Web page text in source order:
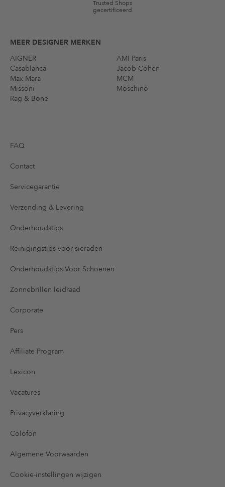
Trusted Shops
gecertificeerd
MEER DESIGNER MERKEN
AIGNER
AMI Paris
Casablanca
Jacob Cohen
Max Mara
MCM
Missoni
Moschino
Rag & Bone
FAQ
Contact
Servicegarantie
Verzending & Levering
Onderhoudstips
Reinigingstips voor sieraden
Onderhoudstips Voor Schoenen
Zonnebrillen leidraad
Corporate
Pers
Affiliate Program
Lexicon
Vacatures
Privacyverklaring
Colofon
Algemene Voorwaarden
Cookie-instellingen wijzigen